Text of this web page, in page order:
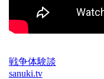
戦争体験談
sanuki.tv